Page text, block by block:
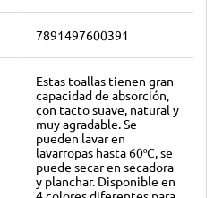
7891497600391
Estas toallas tienen gran
capacidad de absorción,
con tacto suave, natural y
muy agradable. Se
pueden lavar en
lavarropas hasta 60ºC, se
puede secar en secadora
y planchar. Disponible en